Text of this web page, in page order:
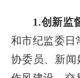
1.创新监
和市纪监委日
协委员、新闻